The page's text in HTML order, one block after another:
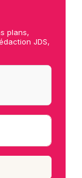
plans,
JDS,